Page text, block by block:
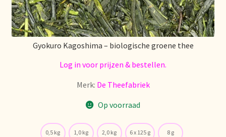
Welcome to our Tea Wholesale business!
Willkommen in unserem Teegroßhandel!
Gyokuro Kagoshima – biologische groene thee
Log in voor prijzen & bestellen.
Merk: De Theefabriek
Op voorraad
0,5 kg 1,0 kg 2,0 kg 6 x 125 g 8 g